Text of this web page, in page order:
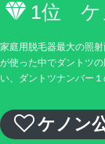
1位 ケ
家庭用脱毛器最大の照
が使った中でダントツ
い、ダントツナンバー
ケノン